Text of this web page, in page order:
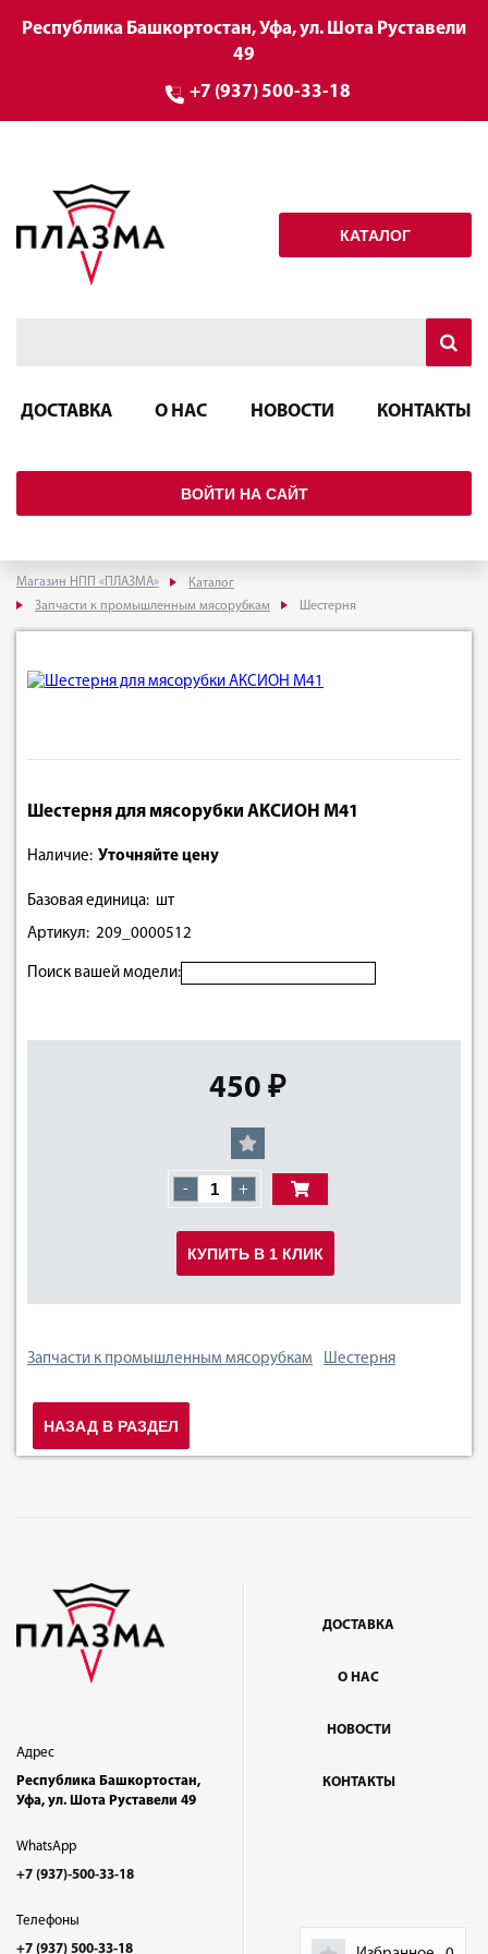
Республика Башкортостан, Уфа, ул. Шота Руставели
49
+7 (937) 500-33-18
КАТАЛОГ
ДОСТАВКА О НАС НОВОСТИ КОНТАКТЫ
ВОЙТИ НА САЙТ
Магазин НПП «ПЛАЗМА»
Каталог
Запчасти к промышленным мясорубкам
Шестерня
Шестерня для мясорубки АКСИОН М41
Наличие: Уточняйте цену
Базовая единица: шт
Артикул: 209_0000512
Поиск вашей модели:
450 ₽
- +
КУПИТЬ В 1 КЛИК
Запчасти к промышленным мясорубкам Шестерня
НАЗАД В РАЗДЕЛ
Адрес
Республика Башкортостан,
Уфа, ул. Шота Руставели 49
WhatsApp
+7 (937)-500-33-18
Телефоны
+7 (937) 500-33-18
ДОСТАВКА
О НАС
НОВОСТИ
КОНТАКТЫ